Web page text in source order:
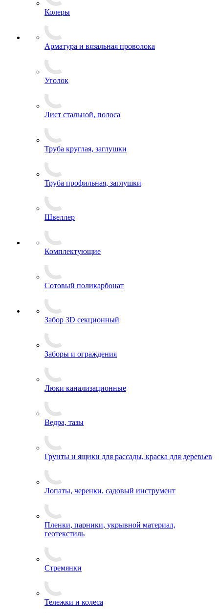
Колеры
Арматура и вязальная проволока
Уголок
Лист стальной, полоса
Труба круглая, заглушки
Труба профильная, заглушки
Швеллер
Комплектующие
Сотовый поликарбонат
Забор 3D секционный
Заборы и ограждения
Люки канализационные
Ведра, тазы
Грунты и ящики для рассады, краска для деревьев
Лопаты, черенки, садовый инструмент
Пленки, парники, укрывной материал,
геотекстиль
Стремянки
Тележки и колеса